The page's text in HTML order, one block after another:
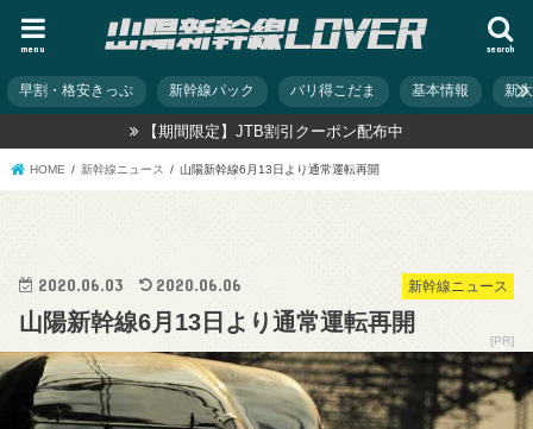
search
menu
早割・格安きっぷ 新幹線パック バリ得こだま 基本情報 新
【期間限定】JTB割引クーポン配布中
HOME 新幹線ニュース 山陽新幹線6月13日より通常運転再開
新幹線ニュース
2020.06.03 2020.06.06
山陽新幹線6月13日より通常運転再開